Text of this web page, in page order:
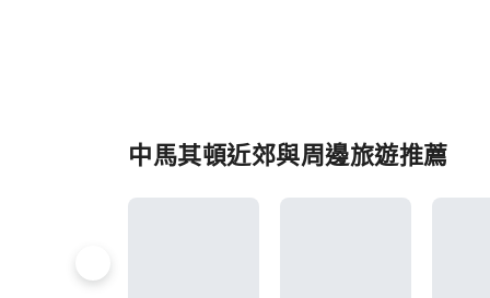
中馬其頓近郊與周邊旅遊推薦